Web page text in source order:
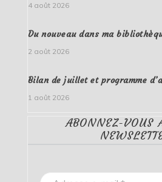
4 août 2026
Du nouveau dans ma
2 août 2026
Bilan de juillet et programme
1 août 2026
ABONNEZ-VOUS